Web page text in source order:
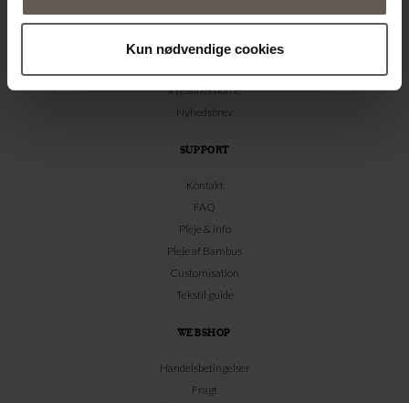
Kun nødvendige cookies
Messer & events
Billedbank
#yestinekhome
Nyhedsbrev
SUPPORT
Kontakt
FAQ
Pleje & info
Pleje af Bambus
Customisation
Tekstil guide
WEBSHOP
Handelsbetingelser
Fragt